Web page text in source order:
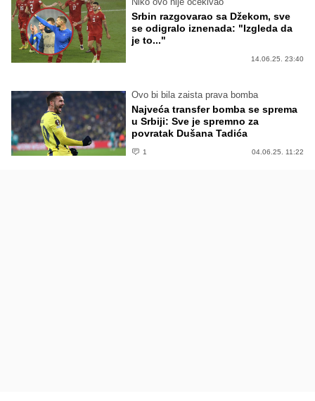
Srbin razgovarao sa Džekom, sve
se odigralo iznenada: "Izgleda da
je to..."
14.06.25. 23:40
Ovo bi bila zaista prava bomba
Najveća transfer bomba se sprema
u Srbiji: Sve je spremno za
povratak Dušana Tadića
1 04.06.25. 11:22